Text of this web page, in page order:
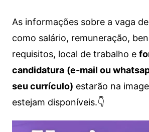
As informações sobre a vaga
como salário, remuneração,
requisitos, local de trabalho e
candidatura (e-mail ou
seu currículo) estarão na
estejam disponíveis.👇